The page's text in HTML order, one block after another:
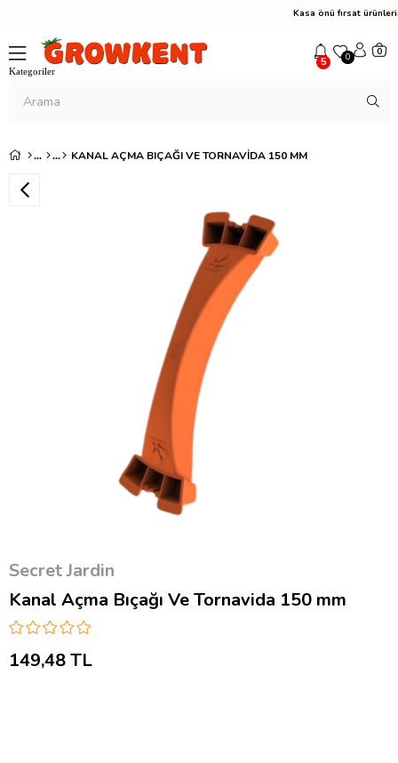
Kasa önü fırsat
5 0 0
KANAL AÇMA BIÇAĞI VE TORNAVIDA 150 MM
Secret Jardin
Kanal Açma Bıçağı Ve Tornavida 150 mm
149,48 TL